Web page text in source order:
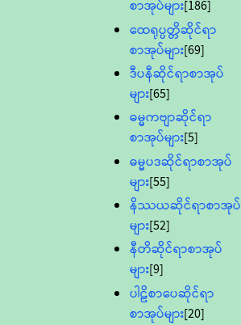
စာအုပ်များ[186]
ထေရုပ္ပတ္တိဆိုင်ရာ
စာအုပ်များ[69]
ဒီပနီဆိုင်ရာစာအုပ်
များ[65]
ဓမ္မကဗျာဆိုင်ရာ
စာအုပ်များ[5]
ဓမ္မပဒဆိုင်ရာစာအုပ်
များ[55]
နိဿယဆိုင်ရာစာအုပ်
များ[52]
နီတိဆိုင်ရာစာအုပ်
များ[9]
ပါဠိစာပေဆိုင်ရာ
စာအုပ်များ[20]